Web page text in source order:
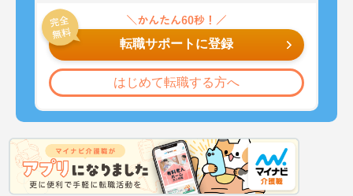
転職サポートに登録
はじめて転職する方へ